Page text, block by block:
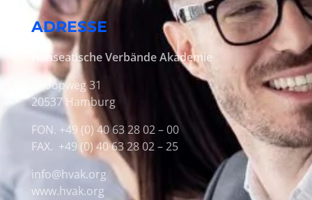
ADRESSE
Hanseatische Verbände Akademie
Droopweg 31
20537 Hamburg
FON. +49 (0) 40 63 28 02 – 00
FAX. +49 (0) 40 63 28 02 – 25
info@hvak.org
www.hvak.org